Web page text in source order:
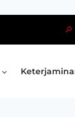
🔎